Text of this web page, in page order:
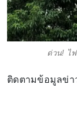
ด่วน! ไ
ติดตามข้อมูลข่า